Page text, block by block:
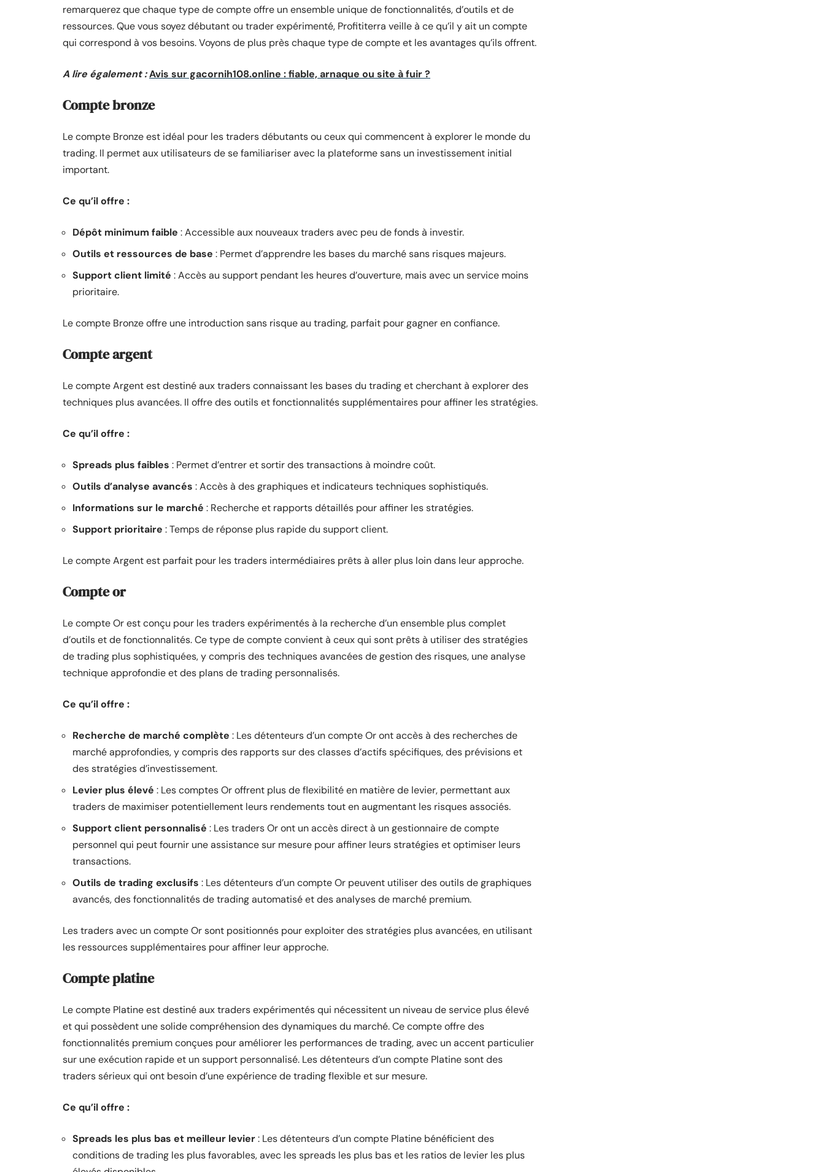
remarquerez que chaque type de compte offre un ensemble unique de fonctionnalités, d’outils et de
ressources. Que vous soyez débutant ou trader expérimenté, Profititerra veille à ce qu’il y ait un compte
qui correspond à vos besoins. Voyons de plus près chaque type de compte et les avantages qu’ils offrent.
A lire également :Avis sur gacornih108.online : fiable, arnaque ou site à fuir ?
Compte bronze
Le compte Bronze est idéal pour les traders débutants ou ceux qui commencent à explorer le monde du
trading. Il permet aux utilisateurs de se familiariser avec la plateforme sans un investissement initial
important.
Ce qu’il offre :
Dépôt minimum faible : Accessible aux nouveaux traders avec peu de fonds à investir.
Outils et ressources de base : Permet d’apprendre les bases du marché sans risques majeurs.
Support client limité : Accès au support pendant les heures d’ouverture, mais avec un service moins
prioritaire.
Le compte Bronze offre une introduction sans risque au trading, parfait pour gagner en confiance.
Compte argent
Le compte Argent est destiné aux traders connaissant les bases du trading et cherchant à explorer des
techniques plus avancées. Il offre des outils et fonctionnalités supplémentaires pour affiner les stratégies.
Ce qu’il offre :
Spreads plus faibles : Permet d’entrer et sortir des transactions à moindre coût.
Outils d’analyse avancés : Accès à des graphiques et indicateurs techniques sophistiqués.
Informations sur le marché : Recherche et rapports détaillés pour affiner les stratégies.
Support prioritaire : Temps de réponse plus rapide du support client.
Le compte Argent est parfait pour les traders intermédiaires prêts à aller plus loin dans leur approche.
Compte or
Le compte Or est conçu pour les traders expérimentés à la recherche d’un ensemble plus complet
d’outils et de fonctionnalités. Ce type de compte convient à ceux qui sont prêts à utiliser des stratégies
de trading plus sophistiquées, y compris des techniques avancées de gestion des risques, une analyse
technique approfondie et des plans de trading personnalisés.
Ce qu’il offre :
Recherche de marché complète : Les détenteurs d’un compte Or ont accès à des recherches de
marché approfondies, y compris des rapports sur des classes d’actifs spécifiques, des prévisions et
des stratégies d’investissement.
Levier plus élevé : Les comptes Or offrent plus de flexibilité en matière de levier, permettant aux
traders de maximiser potentiellement leurs rendements tout en augmentant les risques associés.
Support client personnalisé : Les traders Or ont un accès direct à un gestionnaire de compte
personnel qui peut fournir une assistance sur mesure pour affiner leurs stratégies et optimiser leurs
transactions.
Outils de trading exclusifs : Les détenteurs d’un compte Or peuvent utiliser des outils de graphiques
avancés, des fonctionnalités de trading automatisé et des analyses de marché premium.
Les traders avec un compte Or sont positionnés pour exploiter des stratégies plus avancées, en utilisant
les ressources supplémentaires pour affiner leur approche.
Compte platine
Le compte Platine est destiné aux traders expérimentés qui nécessitent un niveau de service plus élevé
et qui possèdent une solide compréhension des dynamiques du marché. Ce compte offre des
fonctionnalités premium conçues pour améliorer les performances de trading, avec un accent particulier
sur une exécution rapide et un support personnalisé. Les détenteurs d’un compte Platine sont des
traders sérieux qui ont besoin d’une expérience de trading flexible et sur mesure.
Ce qu’il offre :
Spreads les plus bas et meilleur levier: Les détenteurs d’un compte Platine bénéficient des
conditions de trading les plus favorables, avec les spreads les plus bas et les ratios de levier les plus